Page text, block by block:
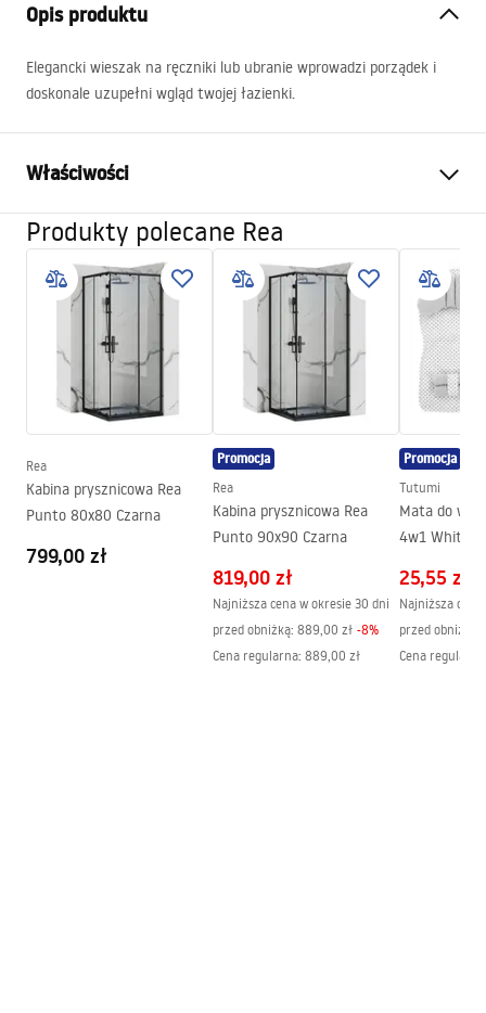
Opis produktu
Elegancki wieszak na ręczniki lub ubranie wprowadzi porządek i
doskonale uzupełni wgląd twojej łazienki.
Właściwości
Kolor:
Czarny
Materiał:
Metal
Sposób montażu:
Przykręcany
Szerokość (mm):
mm
Wysokość (mm):
45
mm
Głębokość (mm):
60mm
Seria:
Til
Gwarancja
24 miesiące
Produkty polecane Rea
Rea
Kabina prysznicowa Rea
Punto 80x80 Czarna
799,00 zł
Promocja
Rea
Kabina prysznicowa Rea
Punto 90x90 Czarna
819,00 zł
Najniższa cena w okresie 30 dni
przed obniżką: 889,00 zł -8%
Cena regularna: 889,00 zł
Promocja
Tutumi
Mata do
4w1 White/
25,55 zł
Najniższa
przed obniżką:
Cena regularna